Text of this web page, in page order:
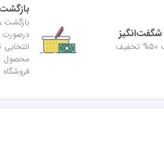
محصول
فروشگاه